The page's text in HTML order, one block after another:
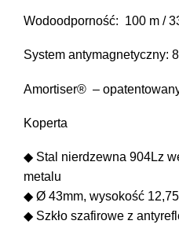
Wodoodporność: 100 m /
System antymagnetyczny:
Amortiser® –
Koperta
◆ Stal nierdzewna 904Lz
metalu
◆ Ø 43mm, wysokość
◆ Szkło szafirowe z